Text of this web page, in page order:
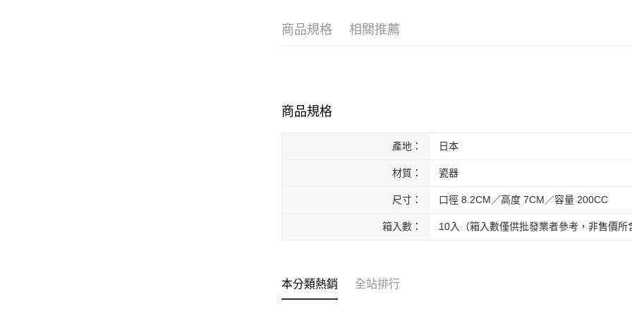
商品規格 相關推薦
商品規格
產地： 日本
材質： 瓷器
尺寸： 口徑 8.2CM／高度 7CM／容量 200CC
箱入數： 10入（箱入數僅供批發業者參考，非售價所
本分類熱銷 全站排行